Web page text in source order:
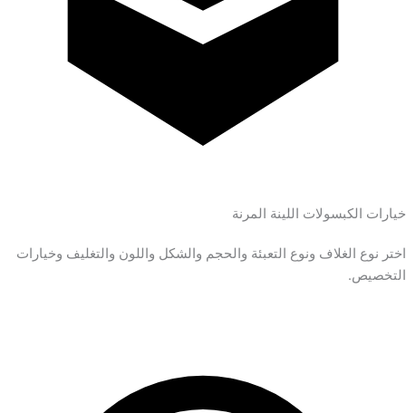
خيارات الكبسولات اللينة المرنة
اختر نوع الغلاف ونوع التعبئة والحجم والشكل واللون والتغليف وخيارات
التخصيص.